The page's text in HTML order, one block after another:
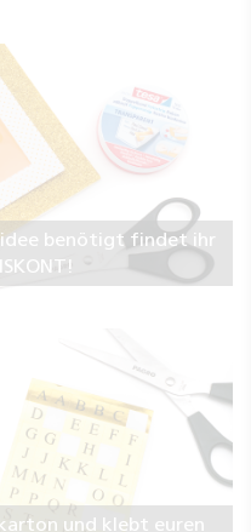
benötigt findet ihr
und klebt euren